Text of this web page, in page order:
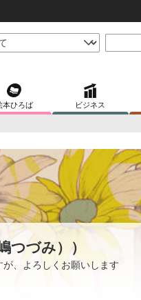
本ひろば ビジネス
つづみ））
、よろしくお願いします